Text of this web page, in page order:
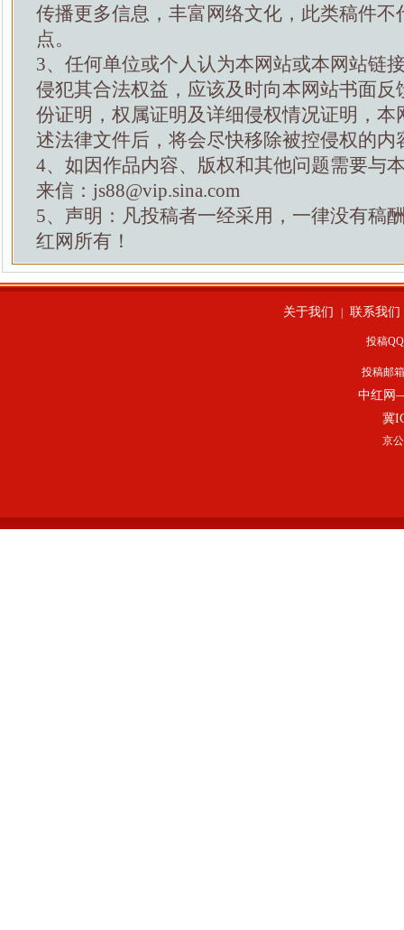
传播更多信息，丰富网络文化，此类稿件不
点。
3、任何单位或个人认为本网站或本网站链
侵犯其合法权益，应该及时向本网站书面反
份证明，权属证明及详细侵权情况证明，本
述法律文件后，将会尽快移除被控侵权的内
4、如因作品内容、版权和其他问题需要与
来信：js88@vip.sina.com
5、声明：凡投稿者一经采用，一律没有稿
红网所有！
关于我们 联系我们
投稿
投稿邮
中红网
冀
京